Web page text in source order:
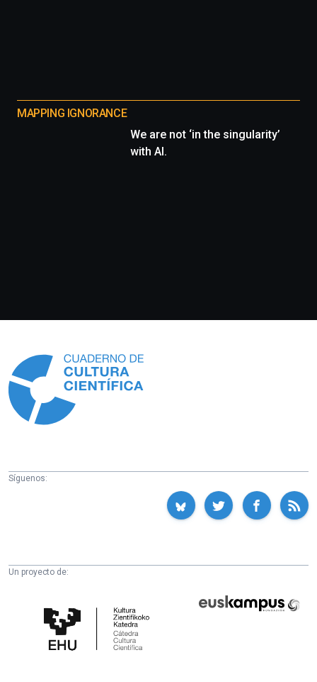
MAPPING IGNORANCE
We are not ‘in the singularity’
with AI.
Síguenos:
Un proyecto de:
Cultura
Científica
Fundazioa